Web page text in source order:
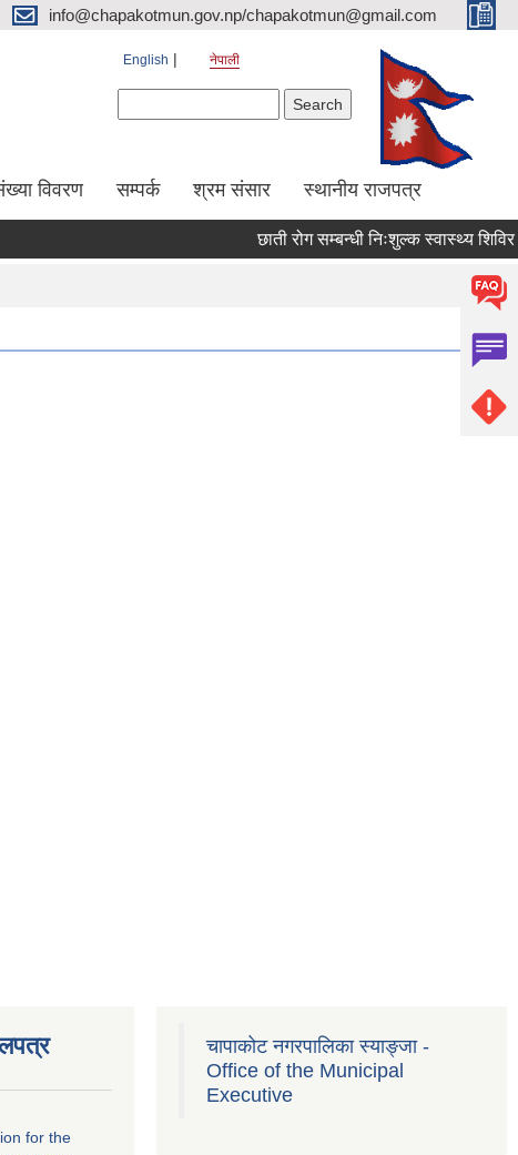
info@chapakotmun.gov.np/chapakotmun@gmail.com
English नेपाली
विवरण सम्पर्क श्रम संसार स्थानीय राजपत्र
छाती रोग सम्बन्धी निःशुल्क स्वास्थ्य शिविर
for the
चापाकोट नगरपालिका स्याङ्जा -
Office of the Municipal
Executive